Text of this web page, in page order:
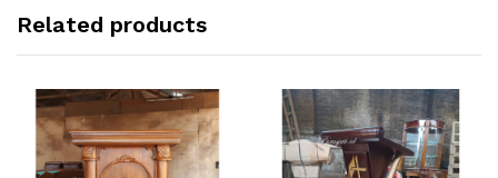
Related products